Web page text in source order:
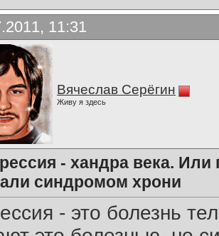
11:31
Вячеслав Серёгин
Живу я здесь
- хандра века.
синдромом хрони
- это болезнь